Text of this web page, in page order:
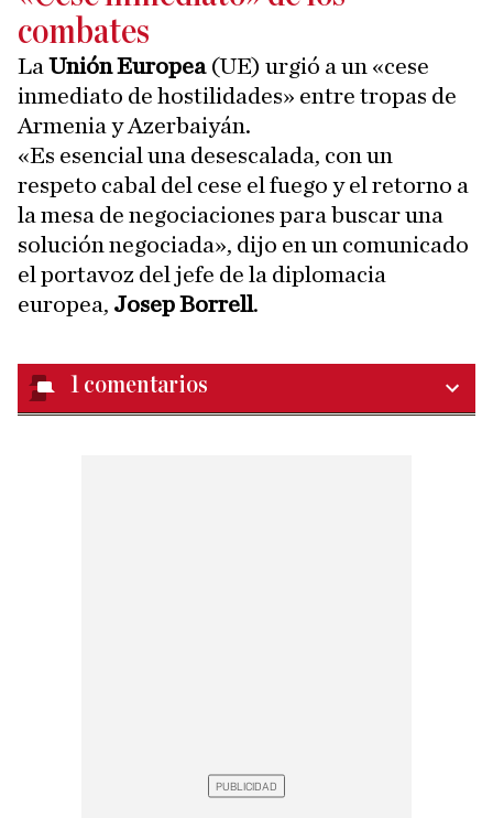
combates
La Unión Europea (UE) urgió a un «cese
inmediato de hostilidades» entre tropas de
Armenia y Azerbaiyán.
«Es esencial una desescalada, con un
respeto cabal del cese el fuego y el retorno a
la mesa de negociaciones para buscar una
solución negociada», dijo en un comunicado
el portavoz del jefe de la diplomacia
europea, Josep Borrell.
1 comentarios